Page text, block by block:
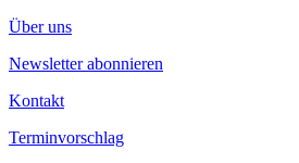
Über uns
Newsletter abonnieren
Kontakt
Terminvorschlag